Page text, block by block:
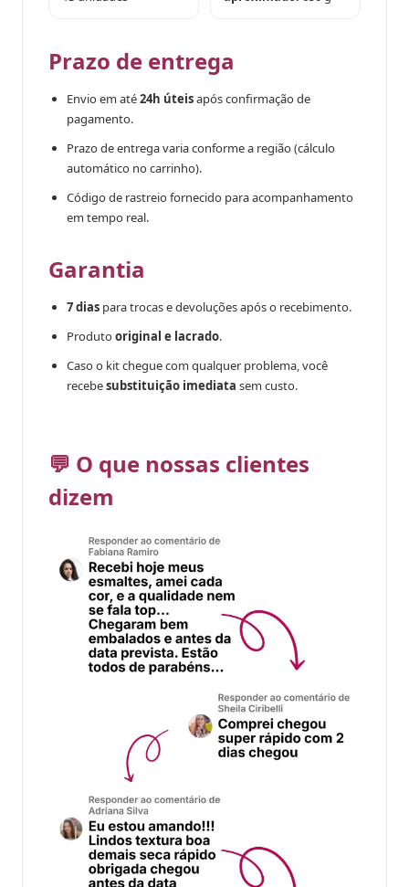
Prazo de entrega
Envio em até24h úteisapós confirmação de
pagamento.
Prazo de entrega varia conforme a região (cálculo
automático no carrinho).
Código de rastreio fornecido para acompanhamento
em tempo real.
Garantia
7 dias para trocas e devoluções após o recebimento.
Produtooriginal e lacrado.
Caso o kit chegue com qualquer problema, você
recebesubstituição imediata sem custo.
💬 O que nossas clientes
dizem